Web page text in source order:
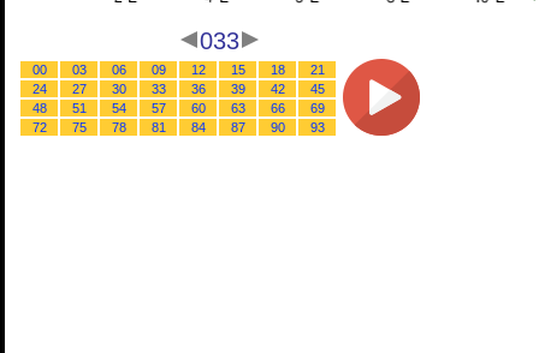
033
00 03 06 09 12 15 18
21
24
27 30 33 36 39 42
45
48
51 54 57 60 63 66
69
72
75 78 81 84 87 90 93